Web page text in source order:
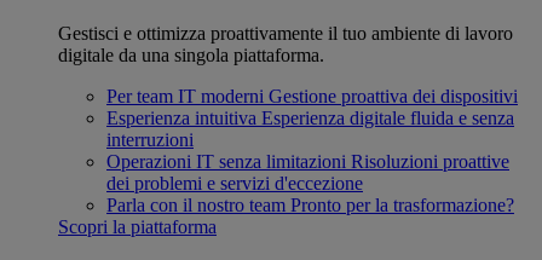
Gestisci e ottimizza proattivamente il tuo ambiente di lavoro
digitale da una singola piattaforma.
Per team IT moderni Gestione proattiva dei dispositivi
Esperienza intuitiva Esperienza digitale fluida e senza
interruzioni
Operazioni IT senza limitazioni Risoluzioni proattive
dei problemi e servizi d'eccezione
Parla con il nostro team Pronto per la trasformazione?
Scopri la piattaforma